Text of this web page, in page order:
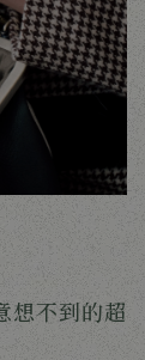
想不到的超